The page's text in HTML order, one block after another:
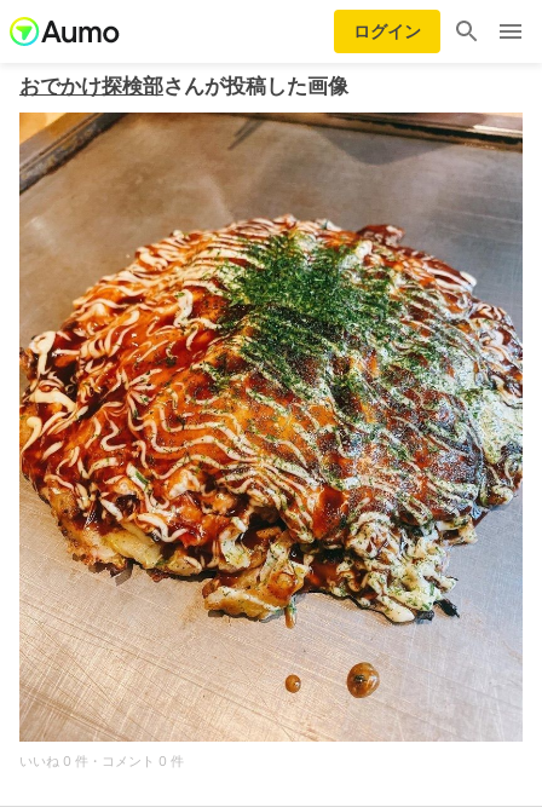
ログイン
おでかけ探検部さんが投稿した画像
いいね 0 件・コメント 0 件